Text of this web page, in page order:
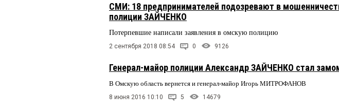
СМИ: 18 предпринимателей подозревают в
полиции ЗАЙЧЕНКО
Потерпевшие написали заявления в омскую полицию
2 сентября 2018 08:54 0 9126
Генерал-майор полиции Александр ЗАЙЧЕНКО стал
В Омскую область вернется и генерал-майор Игорь МИТРОФАНОВ
8 июня 2016 10:10 5 14679